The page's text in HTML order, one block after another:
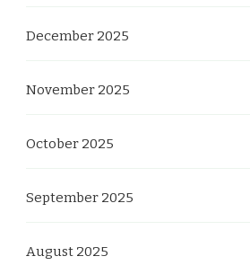
December 2025
November 2025
October 2025
September 2025
August 2025